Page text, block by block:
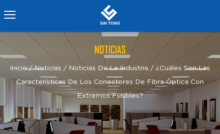
NOTICIAS
Inicio/Noticias / Noticias De La Industria / ¿Cuáles Son Las
Características De Los Conectores De Fibra Óptica Con
Extremos Fusibles?